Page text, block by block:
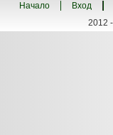
Начало Вход
2012